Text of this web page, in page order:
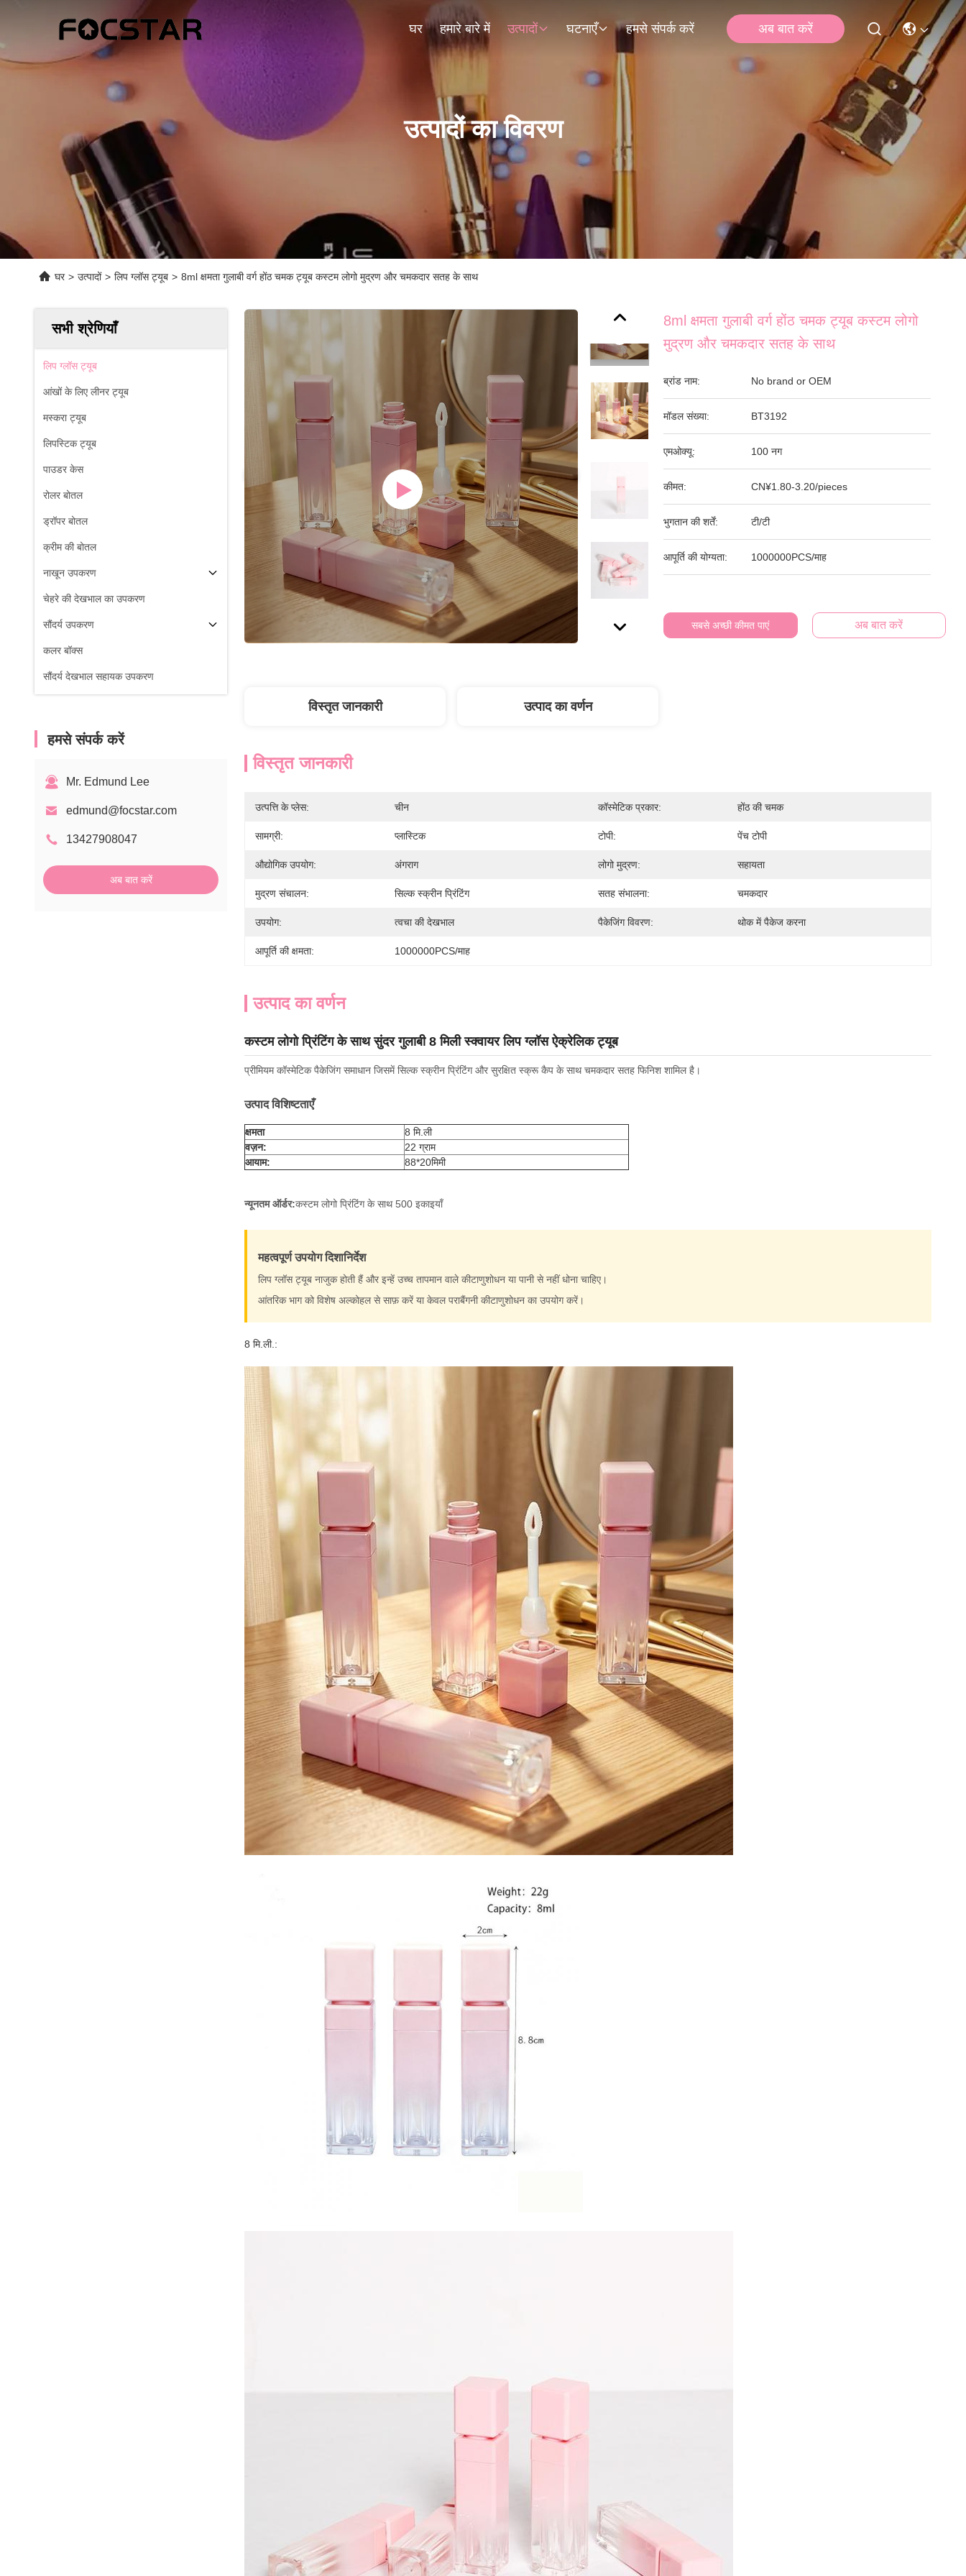
घर हमारे बारे में उत्पादों घटनाएँ हमसे संपर्क करें अब बात करें
उत्पादों का विवरण
घर > उत्पादों > लिप ग्लॉस ट्यूब > 8ml क्षमता गुलाबी वर्ग होंठ चमक ट्यूब कस्टम लोगो मुद्रण और चमकदार सतह के साथ
सभी श्रेणियाँ
लिप ग्लॉस ट्यूब
आंखों के लिए लीनर ट्यूब
मस्करा ट्यूब
लिपस्टिक ट्यूब
पाउडर केस
रोलर बोतल
ड्रॉपर बोतल
क्रीम की बोतल
नाखून उपकरण
चेहरे की देखभाल का उपकरण
सौंदर्य उपकरण
कलर बॉक्स
सौंदर्य देखभाल सहायक उपकरण
हमसे संपर्क करें
Mr. Edmund Lee
edmund@focstar.com
13427908047
अब बात करें
8ml क्षमता गुलाबी वर्ग होंठ चमक ट्यूब कस्टम लोगो
मुद्रण और चमकदार सतह के साथ
ब्रांड नाम: No brand or OEM
मॉडल संख्या: BT3192
एमओक्यू: 100 नग
कीमत: CN¥1.80-3.20/pieces
भुगतान की शर्तें: टी/टी
आपूर्ति की योग्यता: 1000000PCS/माह
सबसे अच्छी कीमत पाएं अब बात करें
विस्तृत जानकारी उत्पाद का वर्णन
विस्तृत जानकारी
उत्पत्ति के प्लेस: चीन कॉस्मेटिक प्रकार: होंठ की चमक
सामग्री: प्लास्टिक टोपी: पेंच टोपी
औद्योगिक उपयोग: अंगराग लोगो मुद्रण: सहायता
मुद्रण संचालन: सिल्क स्क्रीन प्रिंटिंग सतह संभालना: चमकदार
उपयोग: त्वचा की देखभाल पैकेजिंग विवरण: थोक में पैकेज करना
आपूर्ति की क्षमता: 1000000PCS/माह
उत्पाद का वर्णन
कस्टम लोगो प्रिंटिंग के साथ सुंदर गुलाबी 8 मिली स्क्वायर लिप ग्लॉस ऐक्रेलिक ट्यूब
प्रीमियम कॉस्मेटिक पैकेजिंग समाधान जिसमें सिल्क स्क्रीन प्रिंटिंग और सुरक्षित स्क्रू कैप के साथ चमकदार सतह फिनिश शामिल है।
उत्पाद विशिष्टताएँ
क्षमता
8 मि.ली
वज़न:
22 ग्राम
आयाम:
88*20मिमी
न्यूनतम ऑर्डर:कस्टम लोगो प्रिंटिंग के साथ 500 इकाइयाँ
महत्वपूर्ण उपयोग दिशानिर्देश
लिप ग्लॉस ट्यूब नाजुक होती हैं और इन्हें उच्च तापमान वाले कीटाणुशोधन या पानी से नहीं धोना चाहिए।
आंतरिक भाग को विशेष अल्कोहल से साफ़ करें या केवल पराबैंगनी कीटाणुशोधन का उपयोग करें।
8 मि.ली.: